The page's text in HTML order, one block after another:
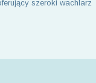
szeroki wachlarz